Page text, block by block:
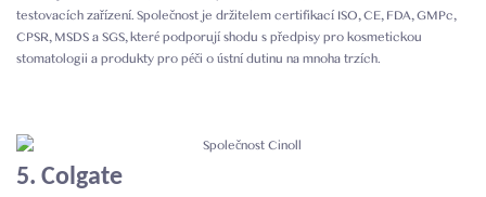
testovacích zařízení. Společnost je držitelem certifikací ISO, CE, FDA, GMPc,
CPSR, MSDS a SGS, které podporují shodu s předpisy pro kosmetickou
stomatologii a produkty pro péči o ústní dutinu na mnoha trzích.
5. Colgate